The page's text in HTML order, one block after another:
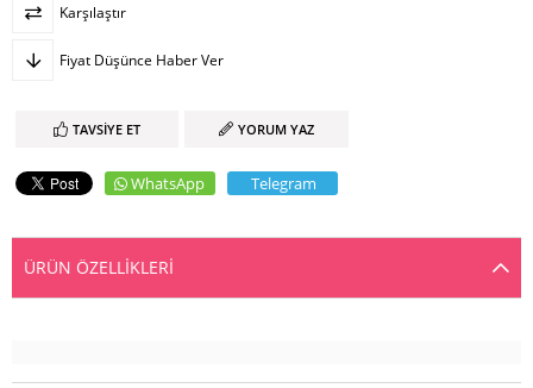
Karşılaştır
Fiyat Düşünce Haber Ver
TAVSIYE ET YORUM YAZ
WhatsApp Telegram
ÜRÜN ÖZELLIKLERI